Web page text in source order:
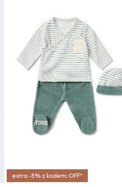
extra -5% z kodem: OFF*